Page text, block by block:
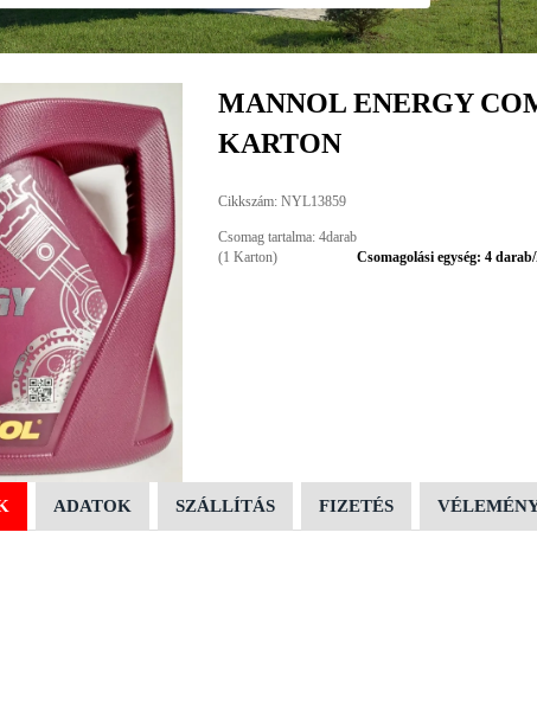
MANNOL ENERGY
KARTON
Cikkszám: NYL13859
Csomag tartalma: 4darab
(1 Karton)
Csomagolási egység: 4
ADATOK SZÁLLÍTÁS FIZETÉS